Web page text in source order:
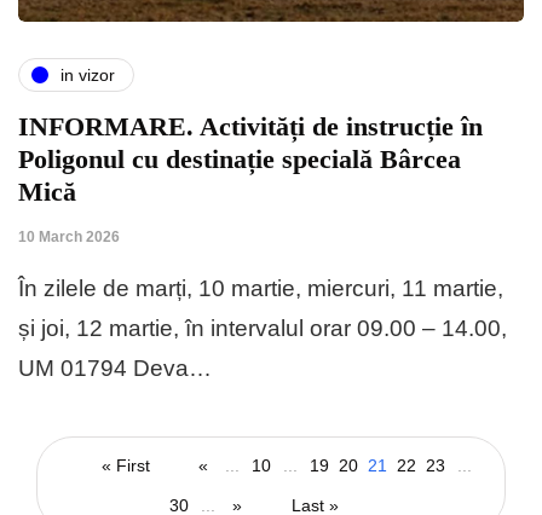
in vizor
INFORMARE. Activități de instrucție în
Poligonul cu destinație specială Bârcea
Mică
10 March 2026
În zilele de marți, 10 martie, miercuri, 11 martie,
și joi, 12 martie, în intervalul orar 09.00 – 14.00,
UM 01794 Deva…
« First « 10 19 20 21 22 23
30 » Last »